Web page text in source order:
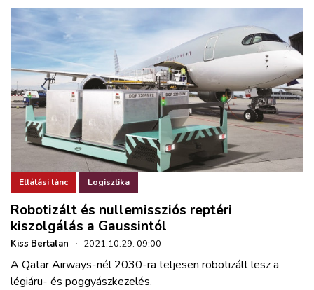
BELÉPÉS
REGISZTRÁCIÓ
Ellátási lánc Logisztika
Robotizált és nullemissziós reptéri
kiszolgálás a Gaussintól
Kiss Bertalan · 2021.10.29. 09:00
A Qatar Airways-nél 2030-ra teljesen robotizált lesz a
légiáru- és poggyászkezelés.